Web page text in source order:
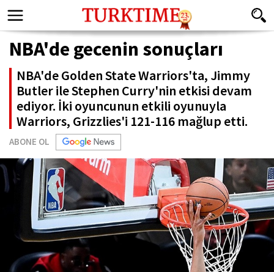
NBA'de gecenin sonuçları
NBA'de Golden State Warriors'ta, Jimmy
Butler ile Stephen Curry'nin etkisi devam
ediyor. İki oyuncunun etkili oyunuyla
Warriors, Grizzlies'i 121-116 mağlup etti.
ABONE OL